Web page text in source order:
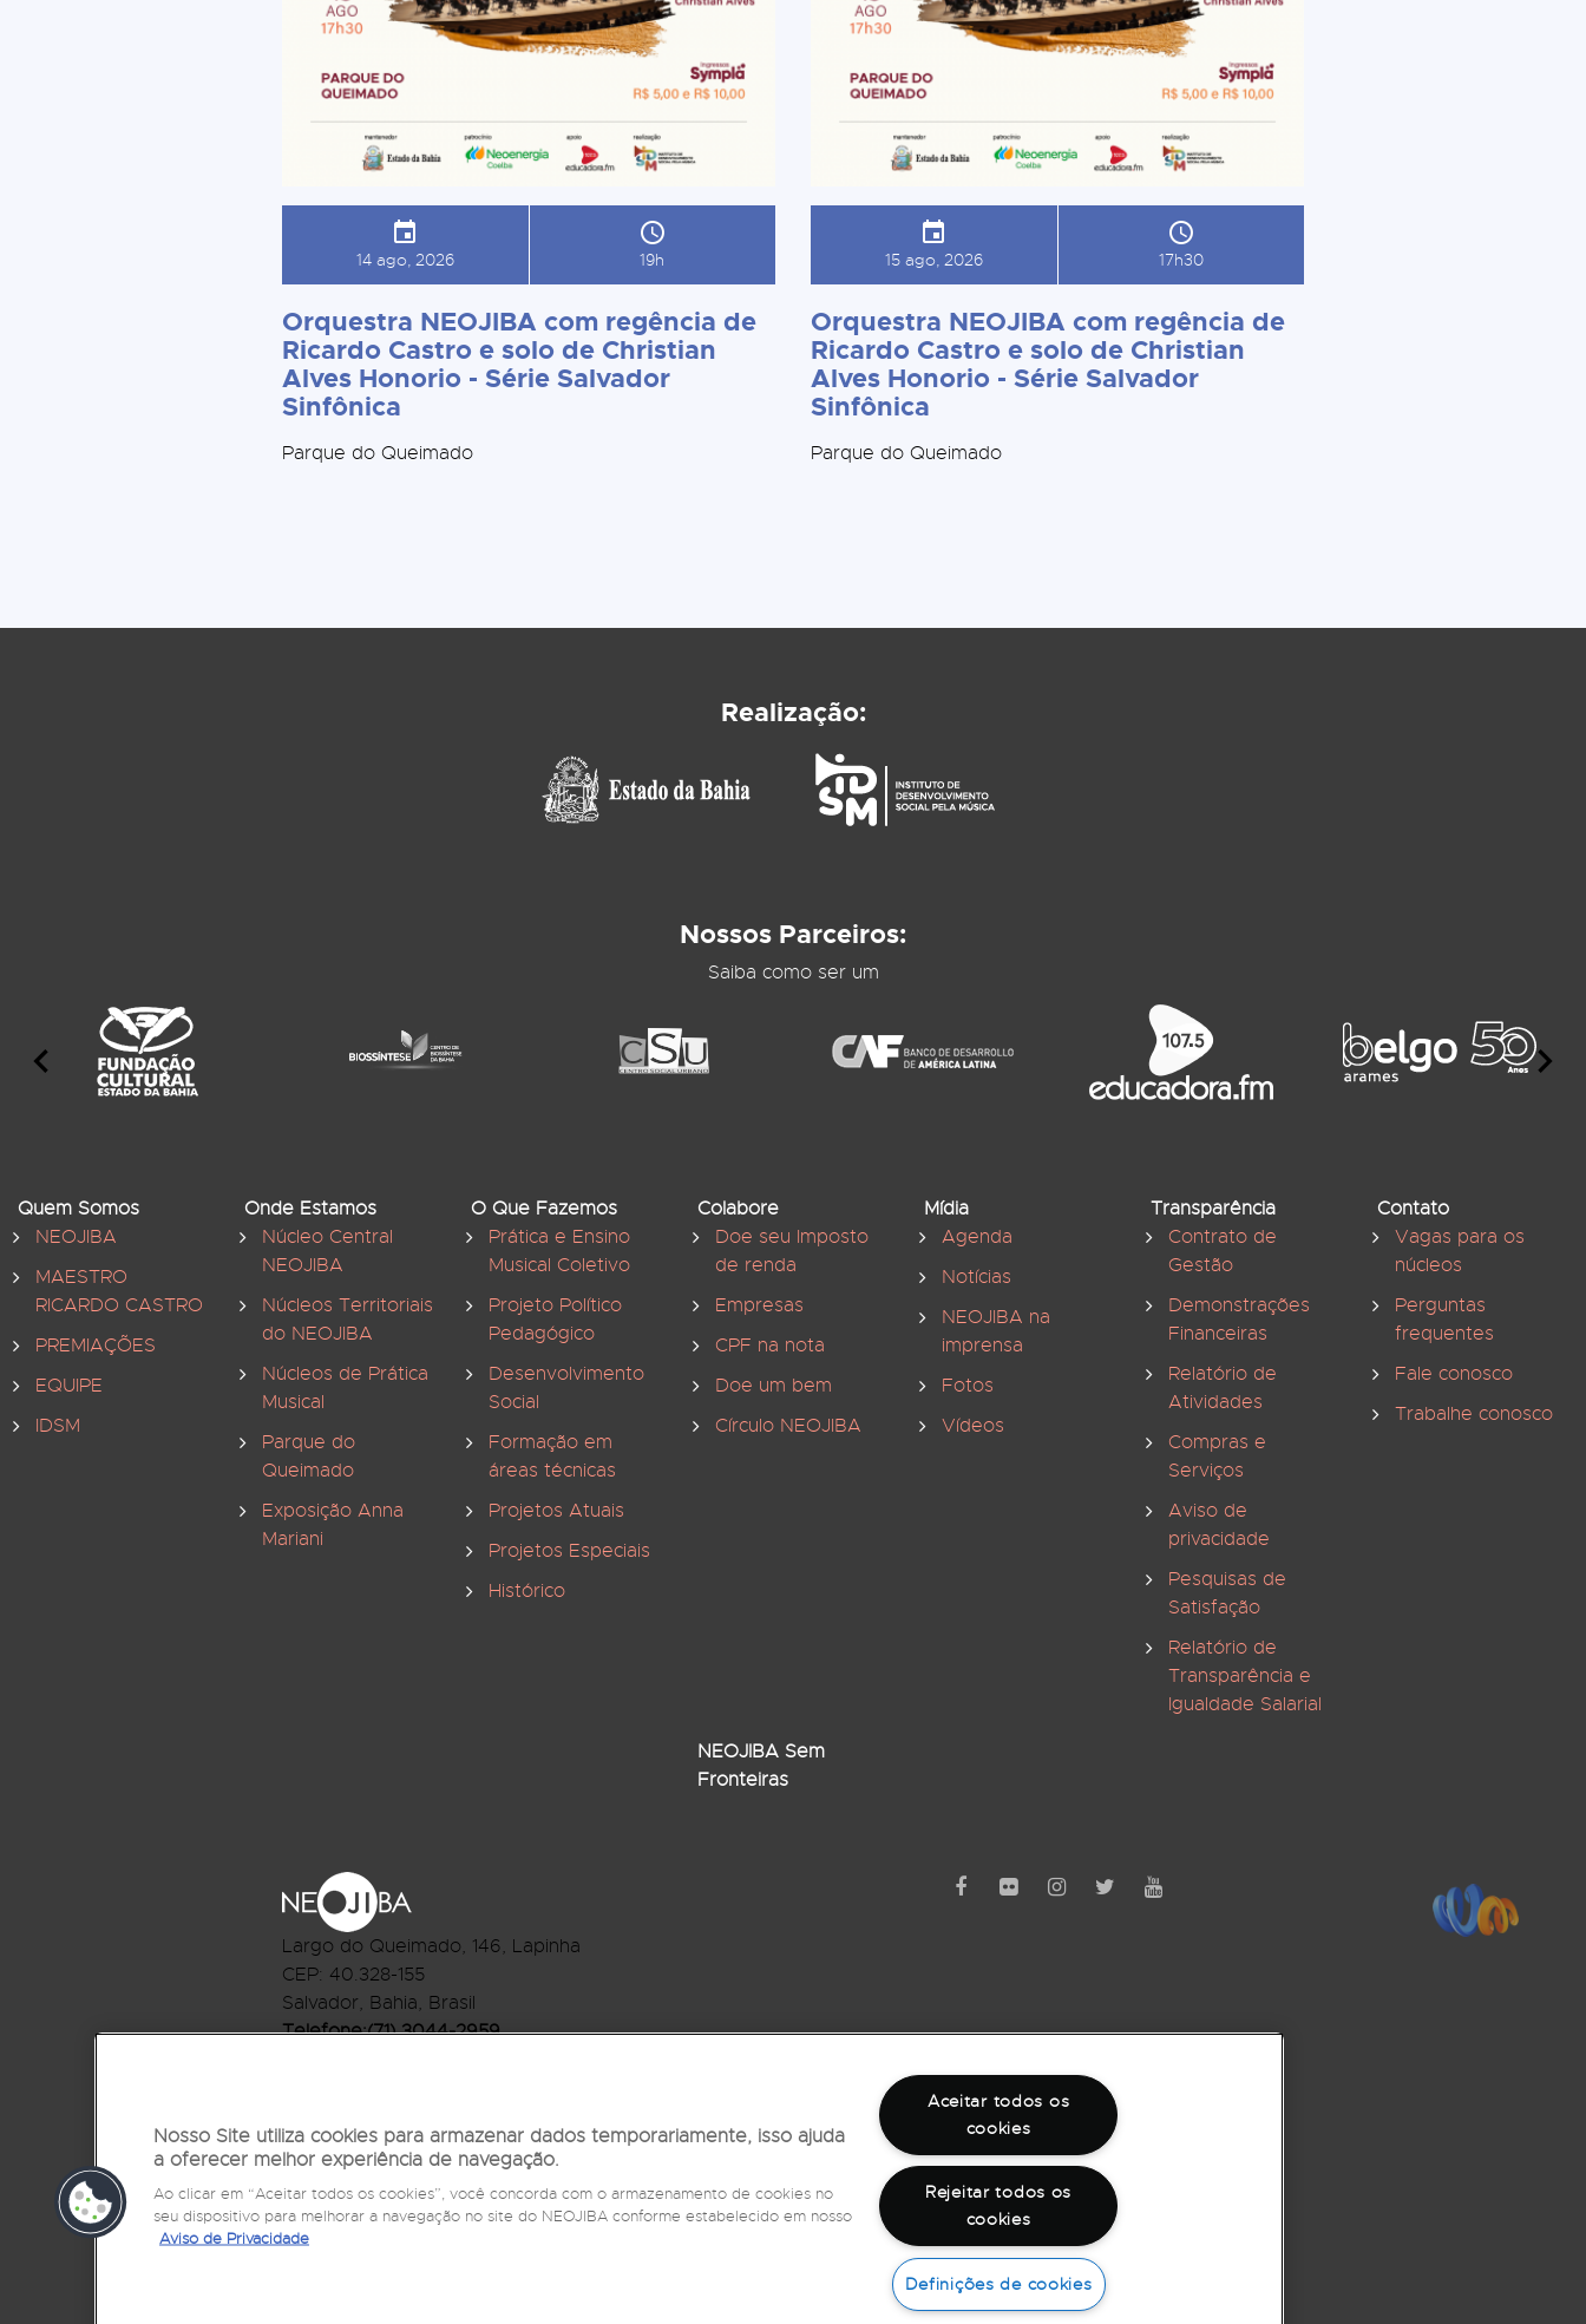
14 ago, 2026 19h
Orquestra NEOJIBA com regência de
Ricardo Castro e solo de Christian
Alves Honorio - Série Salvador
Sinfônica
Parque do Queimado
15 ago, 2026 17h30
Orquestra NEOJIBA com regência de
Ricardo Castro e solo de Christian
Alves Honorio - Série Salvador
Sinfônica
Parque do Queimado
Realização:
Nossos Parceiros:
Saiba como ser um
Quem Somos
NEOJIBA
MAESTRO
RICARDO CASTRO
PREMIAÇÕES
EQUIPE
IDSM
Onde Estamos
Núcleo Central
NEOJIBA
Núcleos Territoriais
do NEOJIBA
Núcleos de Prática
Musical
Parque do
Queimado
Exposição Anna
Mariani
O Que Fazemos
Prática e Ensino
Musical Coletivo
Projeto Político
Pedagógico
Desenvolvimento
Social
Formação em
áreas técnicas
Projetos Atuais
Projetos Especiais
Histórico
Colabore
Doe seu Imposto
de renda
Empresas
CPF na nota
Doe um bem
Círculo NEOJIBA
Mídia
Agenda
Notícias
NEOJIBA na
imprensa
Fotos
Vídeos
Transparência
Contrato de
Gestão
Demonstrações
Financeiras
Relatório de
Atividades
Compras e
Serviços
Aviso de
privacidade
Pesquisas de
Satisfação
Relatório de
Transparência e
Igualdade Salarial
Contato
Vagas para os
núcleos
Perguntas
frequentes
Fale conosco
Trabalhe conosco
NEOJIBA Sem
Fronteiras
Largo do Queimado, 146, Lapinha
CEP: 40.328-155
Salvador, Bahia, Brasil
Telefone:(71) 3044-2959
Salvador, Bahia, Brasil
Telefone:(71) 3032-1073
Todos os direitos reservados
ligue 162
Nosso Site utiliza cookies para armazenar dados temporariamente, isso ajuda
a oferecer melhor experiência de navegação.
Ao clicar em “Aceitar todos os cookies”, você concorda com o armazenamento de cookies no
seu dispositivo para melhorar a navegação no site do NEOJIBA conforme estabelecido em nosso
Aviso de Privacidade
Aceitar todos os
cookies
Rejeitar todos os
cookies
Definições de cookies